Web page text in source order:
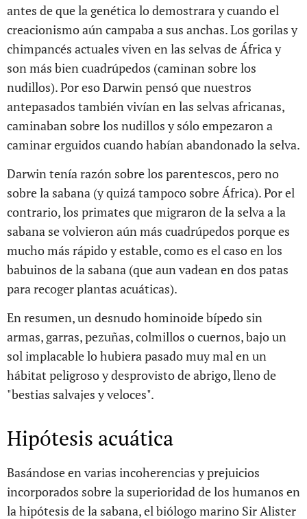
antes de que la genética lo demostrara y cuando el
creacionismo aún campaba a sus anchas. Los gorilas y
chimpancés actuales viven en las selvas de África y
son más bien cuadrúpedos (caminan sobre los
nudillos). Por eso Darwin pensó que nuestros
antepasados también vivían en las selvas africanas,
caminaban sobre los nudillos y sólo empezaron a
caminar erguidos cuando habían abandonado la selva.
Darwin tenía razón sobre los parentescos, pero no
sobre la sabana (y quizá tampoco sobre África). Por el
contrario, los primates que migraron de la selva a la
sabana se volvieron aún más cuadrúpedos porque es
mucho más rápido y estable, como es el caso en los
babuinos de la sabana (que aun vadean en dos patas
para recoger plantas acuáticas).
En resumen, un desnudo hominoide bípedo sin
armas, garras, pezuñas, colmillos o cuernos, bajo un
sol implacable lo hubiera pasado muy mal en un
hábitat peligroso y desprovisto de abrigo, lleno de
"bestias salvajes y veloces".
Hipótesis acuática
Basándose en varias incoherencias y prejuicios
incorporados sobre la superioridad de los humanos en
la hipótesis de la sabana, el biólogo marino Sir Alister